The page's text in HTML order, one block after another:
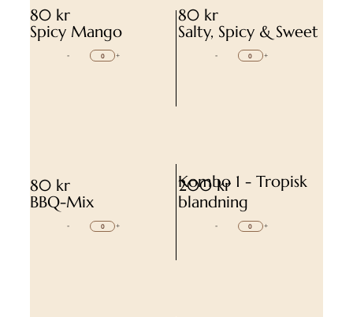
80 kr
Spicy Mango
- +
80 kr
Salty, Spicy & Sweet
- +
80 kr
BBQ-Mix
- +
200 kr
Kombo 1 - Tropisk
blandning
- +